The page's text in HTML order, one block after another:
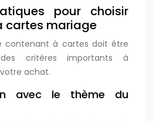
pour choisir
cartes mariage
contenant à cartes doit être
critères importants à
achat.
avec le thème du